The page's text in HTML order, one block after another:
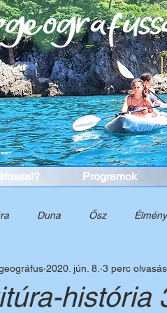
Programok
Duna Ősz
Történelem Túra
história
2020. jún. 8. 3 perc olvasás